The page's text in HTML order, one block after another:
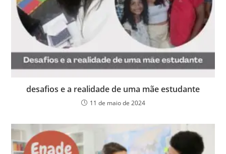
desafios e a realidade de uma mãe estudante
11 de maio de 2024